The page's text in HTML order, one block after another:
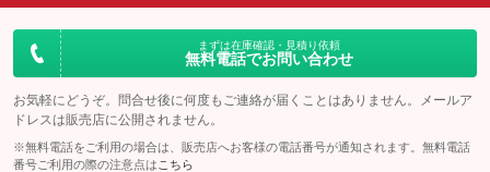
：装備なし
：装備なし
まずは在庫確認・見積り依頼
無料電話でお問い合わせ
お気軽にどうぞ。問合せ後に何度もご連絡が届くことはありません。メールア
ドレスは販売店に公開されません。
※無料電話をご利用の場合は、販売店へお客様の電話番号が通知されます。無料電話
番号ご利用の際の注意点は こちら